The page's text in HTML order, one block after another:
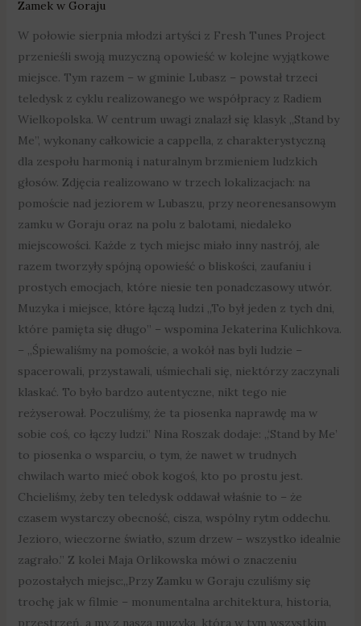
Zamek w Goraju
W połowie sierpnia młodzi artyści z Fresh Tunes Project
przenieśli swoją muzyczną opowieść w kolejne wyjątkowe
miejsce. Tym razem – w gminie Lubasz – powstał trzeci
teledysk z cyklu realizowanego we współpracy z Radiem
Wielkopolska. W centrum uwagi znalazł się klasyk „Stand by
Me”, wykonany całkowicie a cappella, z charakterystyczną
dla zespołu harmonią i naturalnym brzmieniem ludzkich
głosów. Zdjęcia realizowano w trzech lokalizacjach: na
pomoście nad jeziorem w Lubaszu, przy neorenesansowym
zamku w Goraju oraz na polu z balotami, niedaleko
miejscowości. Każde z tych miejsc miało inny nastrój, ale
razem tworzyły spójną opowieść o bliskości, zaufaniu i
prostych emocjach, które niesie ten ponadczasowy utwór.
Muzyka i miejsce, które łączą ludzi „To był jeden z tych dni,
które pamięta się długo” – wspomina Jekaterina Kulichkova.
– „Śpiewaliśmy na pomoście, a wokół nas byli ludzie –
spacerowali, przystawali, uśmiechali się, niektórzy zaczynali
klaskać. To było bardzo autentyczne, nikt tego nie
reżyserował. Poczuliśmy, że ta piosenka naprawdę ma w
sobie coś, co łączy ludzi.” Nina Roszak dodaje: „‘Stand by Me’
to piosenka o wsparciu, o tym, że nawet w trudnych
chwilach warto mieć obok kogoś, kto po prostu jest.
Chcieliśmy, żeby ten teledysk oddawał właśnie to – że
czasem wystarczy obecność, cisza, wspólny rytm oddechu.
Jezioro, wieczorne światło, szum drzew – wszystko idealnie
zagrało.” Z kolei Maja Orlikowska mówi o znaczeniu
pozostałych miejsc:„Przy Zamku w Goraju czuliśmy się
trochę jak w filmie – monumentalna architektura, historia,
przestrzeń, a my z naszą muzyką, która w tym wszystkim